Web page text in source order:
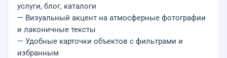
услуги, блог, каталоги
— Визуальный акцент на атмосферные фотографии
и лаконичные тексты
— Удобные карточки объектов с фильтрами и
избранным